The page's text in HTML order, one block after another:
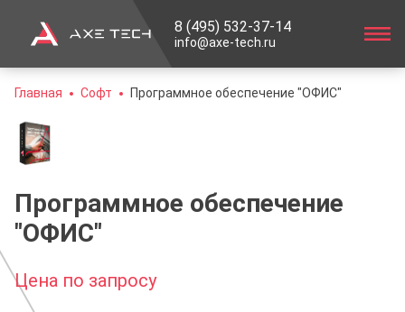
8 (495) 532-37-14
info@axe-tech.ru
Главная Софт Программное обеспечение "ОФИС"
Программное обеспечение
"ОФИС"
Цена по запросу